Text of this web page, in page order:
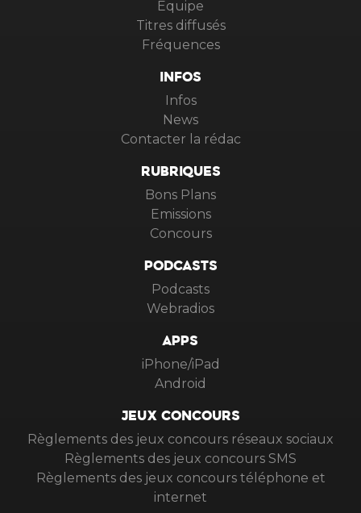
Equipe
Titres diffusés
Fréquences
INFOS
Infos
News
Contacter la rédac
RUBRIQUES
Bons Plans
Emissions
Concours
PODCASTS
Podcasts
Webradios
APPS
iPhone/iPad
Android
JEUX CONCOURS
Règlements des jeux concours réseaux sociaux
Règlements des jeux concours SMS
Règlements des jeux concours téléphone et
internet